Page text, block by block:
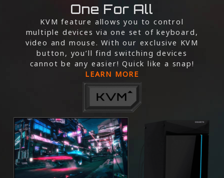
One For All
KVM feature allows you to control
multiple devices via one set of keyboard,
video and mouse. With our exclusive KVM
button, you’ll find switching devices
cannot be any easier! Quick like a snap!
LEARN MORE